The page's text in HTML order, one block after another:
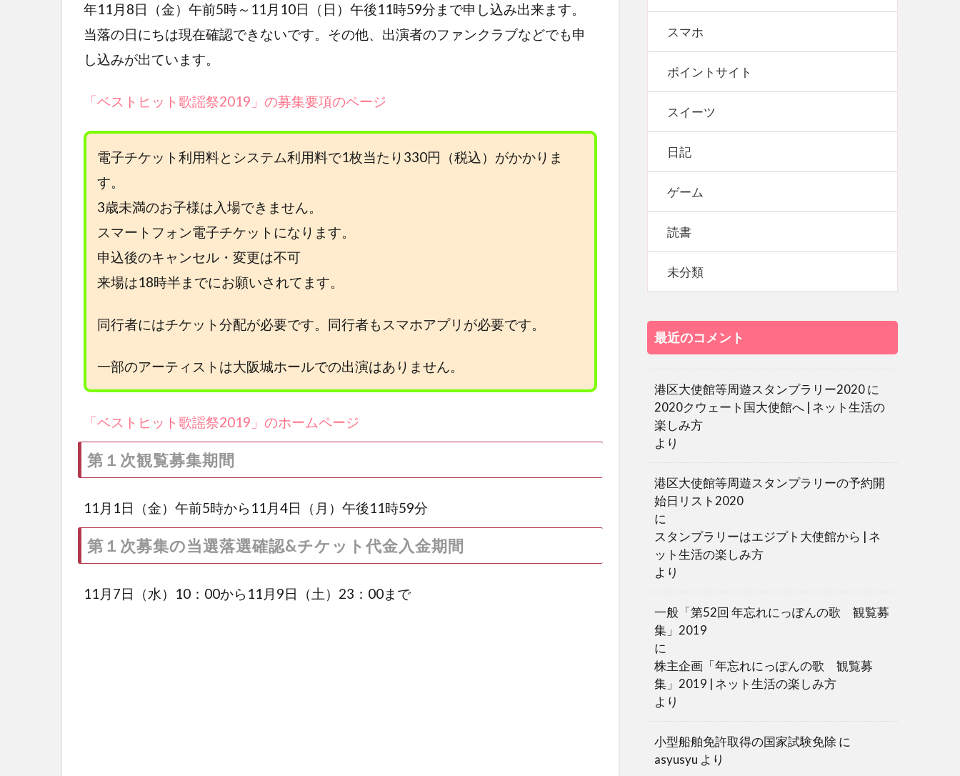
年11月8日（金）午前5時～11月10日（日）午後11時59分まで申し込み出来ます。
当落の日にちは現在確認できないです。その他、出演者のファンクラブなどでも申
し込みが出ています。
「ベストヒット歌謡祭2019」の募集要項のページ
電子チケット利用料とシステム利用料で1枚当たり330円（税込）がかかりま
す。
3歳未満のお子様は入場できません。
スマートフォン電子チケットになります。
申込後のキャンセル・変更は不可
来場は18時半までにお願いされてます。
同行者にはチケット分配が必要です。同行者もスマホアプリが必要です。
一部のアーティストは大阪城ホールでの出演はありません。
「ベストヒット歌謡祭2019」のホームページ
第１次観覧募集期間
11月1日（金）午前5時から11月4日（月）午後11時59分
第１次募集の当選落選確認&チケット代金入金期間
11月7日（水）10：00から11月9日（土）23：00まで
スマホ
ポイントサイト
スイーツ
日記
ゲーム
読書
未分類
最近のコメント
港区大使館等周遊スタンプラリー2020に
2020クウェート国大使館へ | ネット生活の
楽しみ方
より
港区大使館等周遊スタンプラリーの予約開
始日リスト2020
に
スタンプラリーはエジプト大使館から | ネ
ット生活の楽しみ方
より
一般「第52回 年忘れにっぽんの歌 観覧募
集」2019
に
株主企画「年忘れにっぽんの歌 観覧募
集」2019 | ネット生活の楽しみ方
より
小型船舶免許取得の国家試験免除 に
asyusyu より